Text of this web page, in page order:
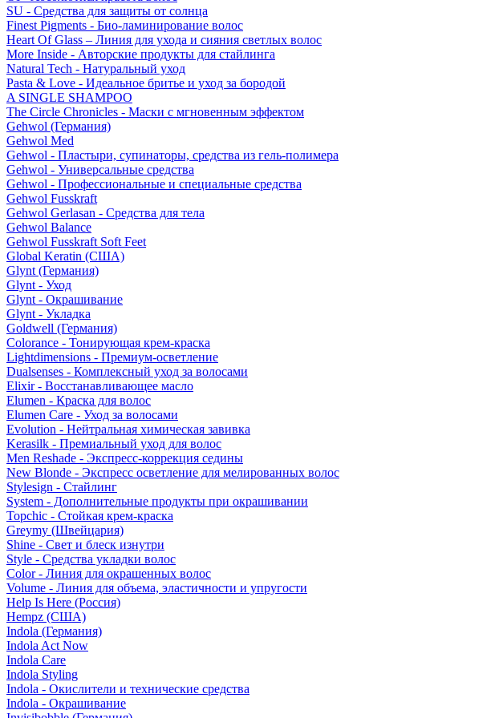
SU - Средства для защиты от солнца
Finest Pigments - Био-ламинирование волос
Heart Of Glass – Линия для ухода и сияния светлых волос
More Inside - Авторские продукты для стайлинга
Natural Tech - Натуральный уход
Pasta & Love - Идеальное бритье и уход за бородой
A SINGLE SHAMPOO
The Circle Chronicles - Маски с мгновенным эффектом
Gehwol (Германия)
Gehwol Med
Gehwol - Пластыри, супинаторы, средства из гель-полимера
Gehwol - Универсальные средства
Gehwol - Профессиональные и специальные средства
Gehwol Fusskraft
Gehwol Gerlasan - Средства для тела
Gehwol Balance
Gehwol Fusskraft Soft Feet
Global Keratin (США)
Glynt (Германия)
Glynt - Уход
Glynt - Окрашивание
Glynt - Укладка
Goldwell (Германия)
Colorance - Тонирующая крем-краска
Lightdimensions - Премиум-осветление
Dualsenses - Комплексный уход за волосами
Elixir - Восстанавливающее масло
Elumen - Краска для волос
Elumen Care - Уход за волосами
Evolution - Нейтральная химическая завивка
Kerasilk - Премиальный уход для волос
Men Reshade - Экспресс-коррекция седины
New Blonde - Экспресс осветление для мелированных волос
Stylesign - Стайлинг
System - Дополнительные продукты при окрашивании
Topchic - Стойкая крем-краска
Greymy (Швейцария)
Shine - Свет и блеск изнутри
Style - Средства укладки волос
Color - Линия для окрашенных волос
Volume - Линия для объема, эластичности и упругости
Help Is Here (Россия)
Hempz (США)
Indola (Германия)
Indola Act Now
Indola Care
Indola Styling
Indola - Окислители и технические средства
Indola - Окрашивание